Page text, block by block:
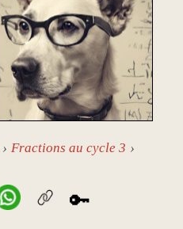
Fractions au cycle 3
🔑